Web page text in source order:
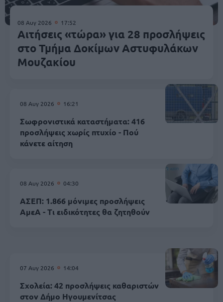
08 Αυγ 2026 17:52
Αιτήσεις «τώρα» για 28 προσλήψεις
στο Τμήμα Δοκίμων Αστυφυλάκων
Mουζακίου
08 Αυγ 2026 16:21
Σωφρονιστικά καταστήματα: 416
προσλήψεις χωρίς πτυχίο - Πού
κάνετε αίτηση
08 Αυγ 2026 04:30
ΑΣΕΠ: 1.866 μόνιμες προσλήψεις
ΑμεΑ - Τι ειδικότητες θα ζητηθούν
07 Αυγ 2026 14:04
Σχολεία: 42 προσλήψεις καθαριστών
στον Δήμο Ηγουμενίτσας